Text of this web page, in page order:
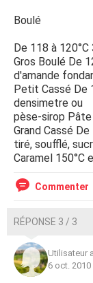
Boulé
De 118 à
Gros Boulé De
d'amande
Petit Cassé De
densimetre ou
pèse-sirop
Grand Cassé
tiré, soufflé,
Caramel 150°C
Commenter
RÉPONSE 3 / 3
Utilisateur
6 oct. 2010